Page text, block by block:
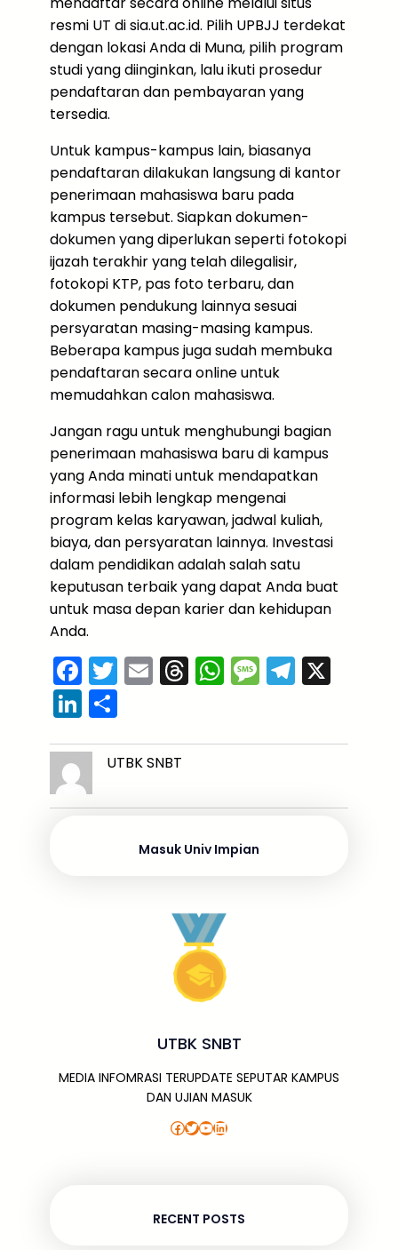
resmi UT di sia.ut.ac.id. Pilih UPBJJ terdekat
dengan lokasi Anda di Muna, pilih program
studi yang diinginkan, lalu ikuti prosedur
pendaftaran dan pembayaran yang
tersedia.
Untuk kampus-kampus lain, biasanya
pendaftaran dilakukan langsung di kantor
penerimaan mahasiswa baru pada
kampus tersebut. Siapkan dokumen-
dokumen yang diperlukan seperti fotokopi
ijazah terakhir yang telah dilegalisir,
fotokopi KTP, pas foto terbaru, dan
dokumen pendukung lainnya sesuai
persyaratan masing-masing kampus.
Beberapa kampus juga sudah membuka
pendaftaran secara online untuk
memudahkan calon mahasiswa.
Jangan ragu untuk menghubungi bagian
penerimaan mahasiswa baru di kampus
yang Anda minati untuk mendapatkan
informasi lebih lengkap mengenai
program kelas karyawan, jadwal kuliah,
biaya, dan persyaratan lainnya. Investasi
dalam pendidikan adalah salah satu
keputusan terbaik yang dapat Anda buat
untuk masa depan karier dan kehidupan
Anda.
F
a
c
e
b
o
T
w
er
E
m
l
T
hr
a
s
W
h
ts
p
p
M
e
s
g
T
el
gr
m
Li
n
k
e
dI
ar
UTBK SNBT
Masuk Univ Impian
UTBK SNBT
MEDIA INFOMRASI TERUPDATE SEPUTAR KAMPUS
DAN UJIAN MASUK
Facebook Twitter YouTube LinkedIn
RECENT POSTS